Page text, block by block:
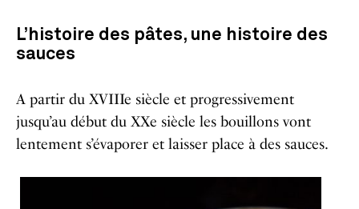
L’histoire des pâtes, une histoire des
sauces
A partir du XVIIIe siècle et progressivement
jusqu’au début du XXe siècle les bouillons vont
lentement s’évaporer et laisser place à des sauces.